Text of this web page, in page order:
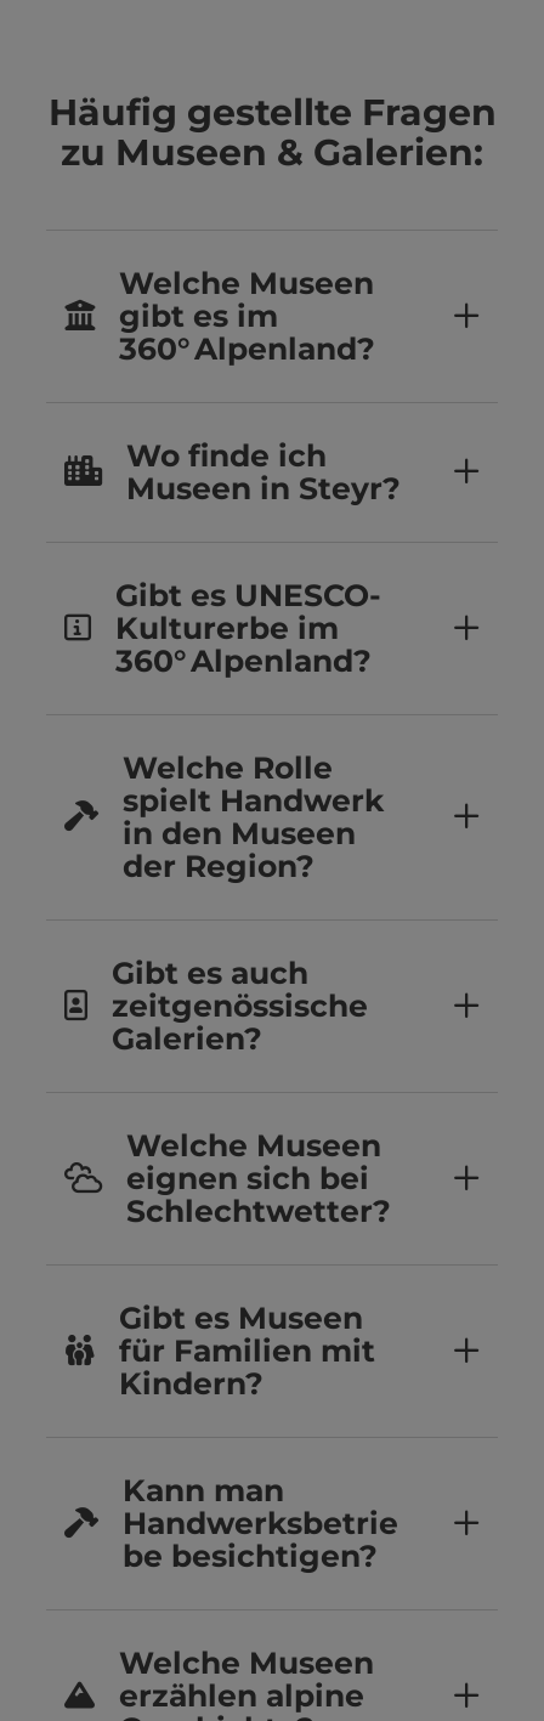
Häufig gestellte Fragen
zu Museen & Galerien:
Welche Museen
gibt es im
360° Alpenland?
Wo finde ich
Museen in Steyr?
Gibt es UNESCO-
Kulturerbe im
360° Alpenland?
Welche Rolle
spielt Handwerk
in den Museen
der Region?
Gibt es auch
zeitgenössische
Galerien?
Welche Museen
eignen sich bei
Schlechtwetter?
Gibt es Museen
für Familien mit
Kindern?
Kann man
Handwerksbetrie
be besichtigen?
Welche Museen
erzählen alpine